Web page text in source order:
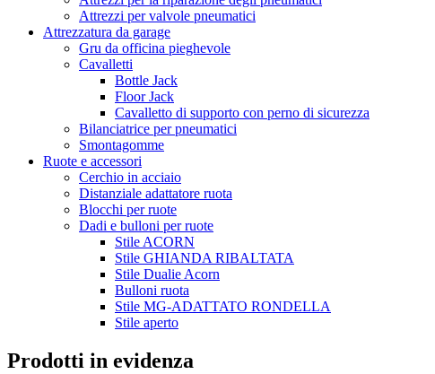
Attrezzi per valvole pneumatici
Attrezzatura da garage
Gru da officina pieghevole
Cavalletti
Bottle Jack
Floor Jack
Cavalletto di supporto con perno di sicurezza
Bilanciatrice per pneumatici
Smontagomme
Ruote e accessori
Cerchio in acciaio
Distanziale adattatore ruota
Blocchi per ruote
Dadi e bulloni per ruote
Stile ACORN
Stile GHIANDA RIBALTATA
Stile Dualie Acorn
Bulloni ruota
Stile MG-ADATTATO RONDELLA
Stile aperto
Prodotti in evidenza